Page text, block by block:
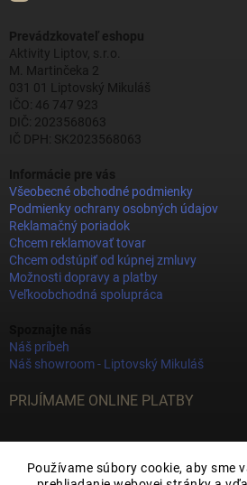
Používame súbory cookie, aby sme
Prevádzkovateľ eshopu
Aktivity Liptov, s.r.o.
M. Martinčeka 2
031 01 Liptovský Mikuláš
IČO: 46 747 923
DIČ: 2023568063
IČ DPH: SK2023568063
Informácie pre vás
Všeobecné obchodné podmienky
Podmienky ochrany osobných údajov
Reklamačný poriadok
Chcem reklamovať tovar
Chcem odstúpiť od kúpnej zmluvy
Možnosti dopravy a platby
Veľkoobchodná spolupráca
Náš príbeh
Náš showroom - Liptovský Mikuláš
PRIJÍMAME ONLINE PLATBY